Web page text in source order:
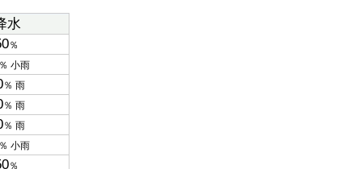
水
％
小雨
％ 雨
％ 雨
％ 雨
小雨
％